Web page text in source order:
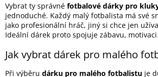
Vybrat ty správné fotbalové dárky pro
jednoduché. Každý malý fotbalista má své
jako profesionální hráč, jiný si chce jen
Ideální dárek proto spojuje zábavu,
Jak vybrat dárek pro malého
Při výběru dárku pro malého fotbalistu je